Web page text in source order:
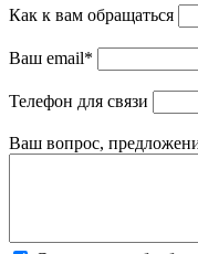
Как к вам обращаться
Ваш email*
Телефон для связи
Ваш вопрос,